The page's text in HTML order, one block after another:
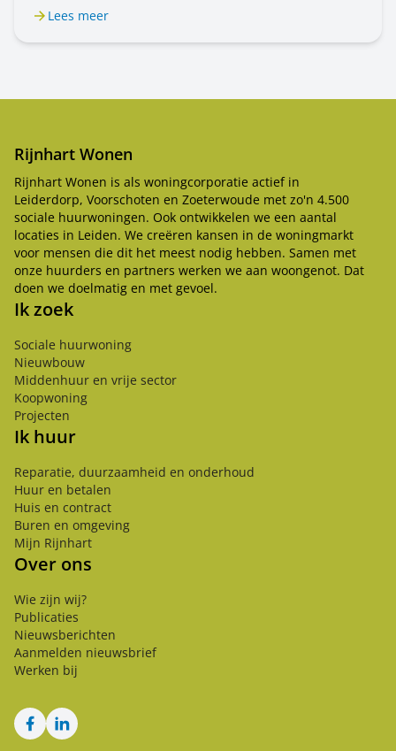
doen.Lees meer
Rijnhart Wonen
Rijnhart Wonen is als woningcorporatie actief in
Leiderdorp, Voorschoten en Zoeterwoude met zo'n 4.500
sociale huurwoningen. Ook ontwikkelen we een aantal
locaties in Leiden. We creëren kansen in de woningmarkt
voor mensen die dit het meest nodig hebben. Samen met
onze huurders en partners werken we aan woongenot. Dat
doen we doelmatig en met gevoel.
Ik zoek
Sociale huurwoning
Nieuwbouw
Middenhuur en vrije sector
Koopwoning
Projecten
Ik huur
Reparatie, duurzaamheid en onderhoud
Huur en betalen
Huis en contract
Buren en omgeving
Mijn Rijnhart
Over ons
Wie zijn wij?
Publicaties
Nieuwsberichten
Aanmelden nieuwsbrief
Werken bij
FacebookLinkedIn